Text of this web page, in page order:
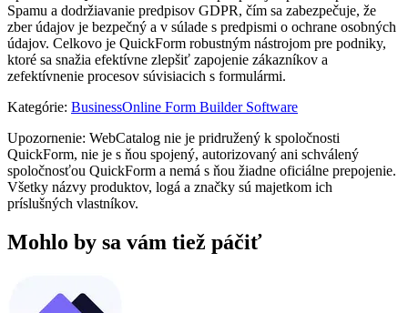
Spamu a dodržiavanie predpisov GDPR, čím sa zabezpečuje, že
zber údajov je bezpečný a v súlade s predpismi o ochrane osobných
údajov. Celkovo je QuickForm robustným nástrojom pre podniky,
ktoré sa snažia efektívne zlepšiť zapojenie zákazníkov a
zefektívnenie procesov súvisiacich s formulármi.
Kategórie: BusinessOnline Form Builder Software
Upozornenie: WebCatalog nie je pridružený k spoločnosti
QuickForm, nie je s ňou spojený, autorizovaný ani schválený
spoločnosťou QuickForm a nemá s ňou žiadne oficiálne prepojenie.
Všetky názvy produktov, logá a značky sú majetkom ich
príslušných vlastníkov.
Mohlo by sa vám tiež páčiť